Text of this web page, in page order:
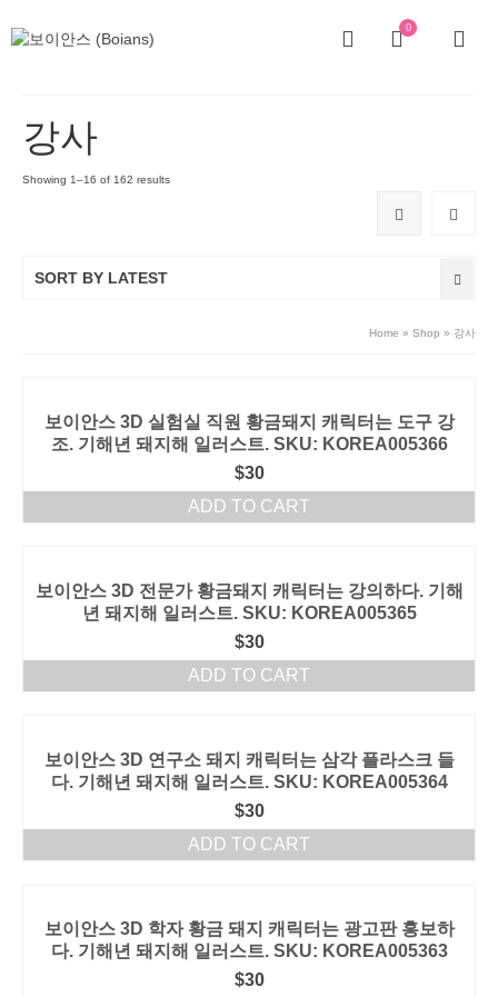
0
강사
Showing 1–16 of 162 results
SORT BY LATEST
Home » Shop » 강사
보이안스 3D 실험실 직원 황금돼지 캐릭터는 도구 강
조. 기해년 돼지해 일러스트. SKU: KOREA005366
$30
ADD TO CART
보이안스 3D 전문가 황금돼지 캐릭터는 강의하다. 기해
년 돼지해 일러스트. SKU: KOREA005365
$30
ADD TO CART
보이안스 3D 연구소 돼지 캐릭터는 삼각 플라스크 들
다. 기해년 돼지해 일러스트. SKU: KOREA005364
$30
ADD TO CART
보이안스 3D 학자 황금 돼지 캐릭터는 광고판 홍보하
다. 기해년 돼지해 일러스트. SKU: KOREA005363
$30